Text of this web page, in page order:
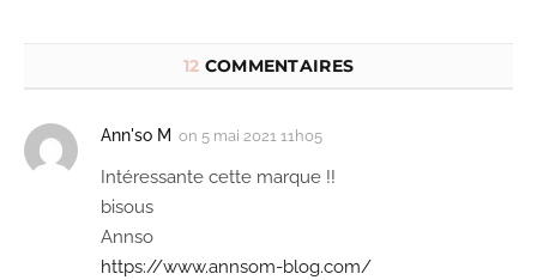
12 COMMENTAIRES
Ann'so M on 5 mai 2021 11h05
Intéressante cette marque !!
bisous
Annso
https://www.annsom-blog.com/